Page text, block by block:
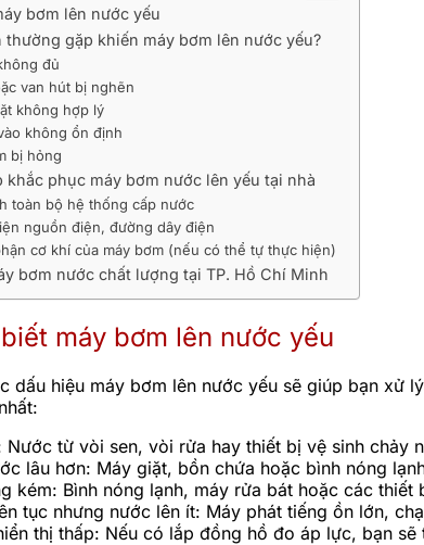
bơm lên nước yếu
gặp khiến máy bơm lên nước yếu?
đủ
van hút bị nghẽn
không hợp lý
không ổn định
bị hỏng
khắc phục máy bơm nước lên yếu tại nhà
toàn bộ hệ thống cấp nước
nguồn điện, đường dây điện
cơ khí của máy bơm (nếu có thể tự thực hiện)
bơm nước chất lượng tại TP. Hồ Chí Minh
máy bơm lên nước yếu
dấu hiệu máy bơm lên nước yếu sẽ giúp bạn
từ vòi sen, vòi rửa hay thiết bị vệ sinh chảy
lâu hơn: Máy giặt, bồn chứa hoặc bình nóng
kém: Bình nóng lạnh, máy rửa bát hoặc các
tục nhưng nước lên ít: Máy phát tiếng ồn lớn,
thị thấp: Nếu có lắp đồng hồ đo áp lực, bạn